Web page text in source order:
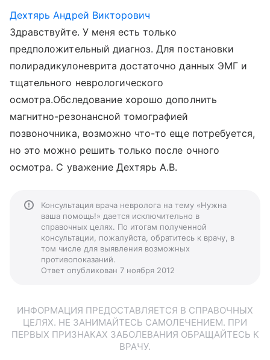
Дехтярь Андрей Викторович
Здравствуйте. У меня есть только
предположительный диагноз. Для постановки
полирадикулоневрита достаточно данных ЭМГ и
тщательного неврологического
осмотра.Обследование хорошо дополнить
магнитно-резонансной томографией
позвоночника, возможно что-то еще потребуется,
но это можно решить только после очного
осмотра. С уважение Дехтярь А.В.
Консультация врача невролога на тему «Нужна
ваша помощь!» дается исключительно в
справочных целях. По итогам полученной
консультации, пожалуйста, обратитесь к врачу, в
том числе для выявления возможных
противопоказаний.
Ответ опубликован 7 ноября 2012
ИНФОРМАЦИЯ ПРЕДОСТАВЛЯЕТСЯ В СПРАВОЧНЫХ
ЦЕЛЯХ. НЕ ЗАНИМАЙТЕСЬ САМОЛЕЧЕНИЕМ. ПРИ
ПЕРВЫХ ПРИЗНАКАХ ЗАБОЛЕВАНИЯ ОБРАЩАЙТЕСЬ К
ВРАЧУ.